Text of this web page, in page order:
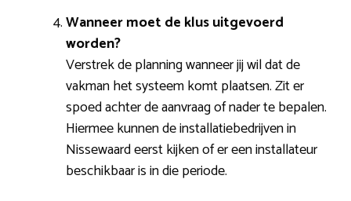
Wanneer moet de klus uitgevoerd
worden?
Verstrek de planning wanneer jij wil dat de
vakman het systeem komt plaatsen. Zit er
spoed achter de aanvraag of nader te bepalen.
Hiermee kunnen de installatiebedrijven in
Nissewaard eerst kijken of er een installateur
beschikbaar is in die periode.